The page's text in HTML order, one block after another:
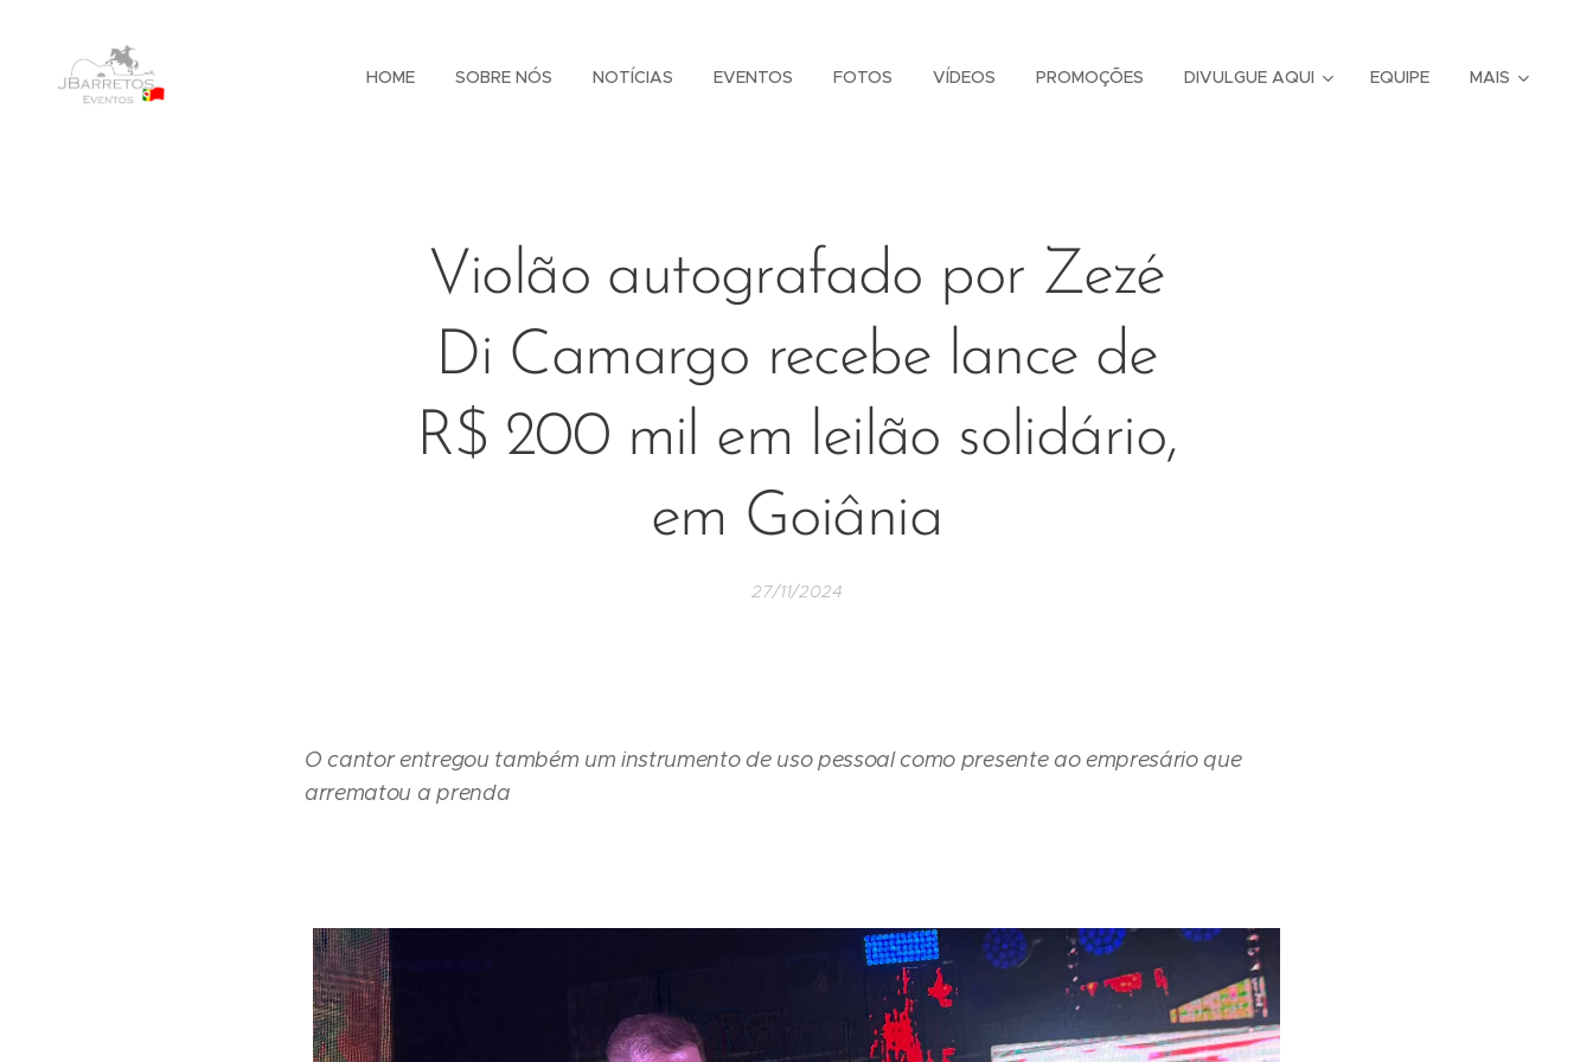
HOME SOBRE NÓS NOTÍCIAS EVENTOS FOTOS VÍDEOS PROMOÇÕES DIVULGUE AQUI EQUIPE MAIS
Violão autografado por Zezé
Di Camargo recebe lance de
R$ 200 mil em leilão solidário,
em Goiânia
27/11/2024
O cantor entregou também um instrumento de uso pessoal como presente ao empresário que
arrematou a prenda